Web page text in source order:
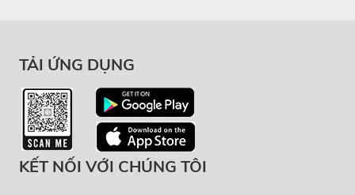
TẢI ỨNG DỤNG
KẾT NỐI VỚI CHÚNG TÔI